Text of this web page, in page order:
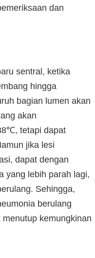
dan
sentral, ketika
hingga
bagian lumen akan
akan
tetapi dapat
jika lesi
dapat dengan
yang lebih parah lagi,
Sehingga,
berulang
kemungkinan